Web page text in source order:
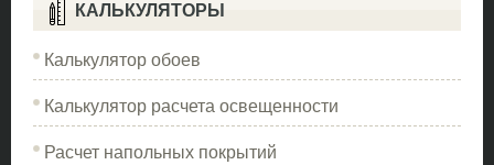
КАЛЬКУЛЯТОРЫ
Калькулятор обоев
Калькулятор расчета освещенности
Расчет напольных покрытий